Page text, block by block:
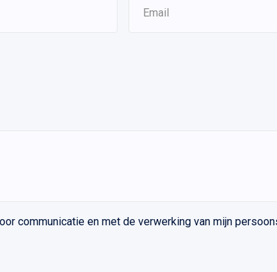
communicatie en met de verwerking van mijn